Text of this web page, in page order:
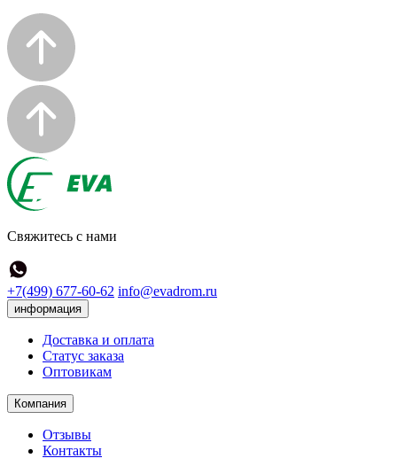
Свяжитесь с нами
+7(499) 677-60-62 info@evadrom.ru
информация
Доставка и оплата
Статус заказа
Оптовикам
Компания
Отзывы
Контакты